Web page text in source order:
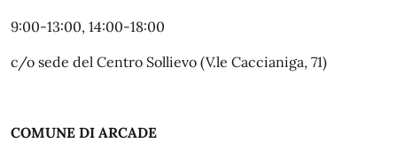
9:00-13:00, 14:00-18:00
c/o sede del Centro Sollievo (V.le Caccianiga, 71)
COMUNE DI ARCADE